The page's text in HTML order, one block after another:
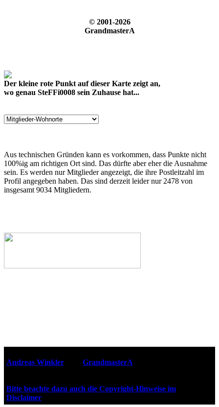
© 2001-2026
GrandmasterA
Der kleine rote Punkt auf dieser Karte zeigt an,
wo genau SteFFi0008 sein Zuhause hat...
Aus technischen Gründen kann es vorkommen, dass Punkte nicht
100%ig am richtigen Ort sind. Das dürfte aber eher die Ausnahme
sein. Es werden nur Mitglieder angezeigt, die ihre Postleitzahl im
Profil angegeben haben. Das sind derzeit leider nur 2478 von
insgesamt 9034 Mitgliedern.
Andreas Winkler
GrandmasterA
Bitte beachte dazu auch die Copyright-Hinweise im
Disclaimer